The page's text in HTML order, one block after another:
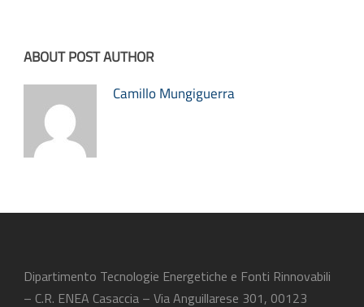
ABOUT POST AUTHOR
Camillo Mungiguerra
Dipartimento Tecnologie Energetiche e Fonti Rinnovabili
– C.R. ENEA Casaccia – Via Anguillarese 301, 00123